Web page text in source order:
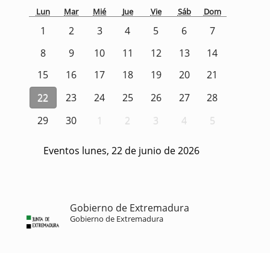
Lun Mar Mié Jue Vie Sáb Dom
1 2 3 4 5 6
7
8
9 10 11 12 13
14
15
16 17 18 19 20
21
22
23 24 25 26 27
28
29
30 1 2 3 4 5
Eventos lunes, 22 de junio de 2026
Gobierno de Extremadura
Gobierno de Extremadura